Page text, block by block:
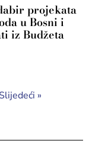
projekata
u Bosni i
iz Budžeta
Slijedeći »